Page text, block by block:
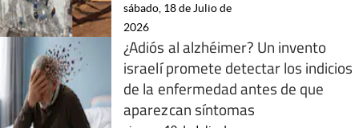
sábado, 18 de Julio de
2026
¿Adiós al alzhéimer? Un invento
israelí promete detectar los indicios
de la enfermedad antes de que
aparezcan síntomas